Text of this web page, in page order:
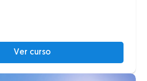
Ver curso